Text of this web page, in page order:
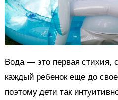
Вода — это первая стихия,
каждый ребенок еще до
поэтому дети так